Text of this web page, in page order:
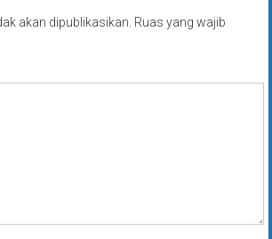
akan dipublikasikan. Ruas yang wajib